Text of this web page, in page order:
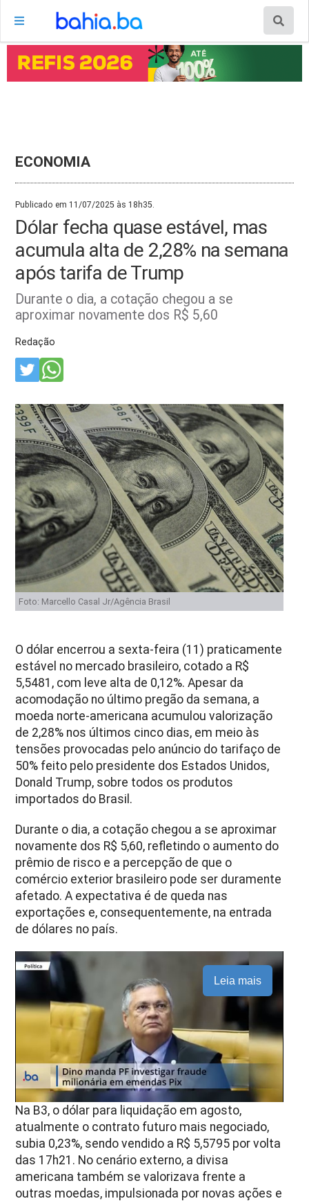
ECONOMIA
Publicado em 11/07/2025 às 18h35.
Dólar fecha quase estável, mas
acumula alta de 2,28% na semana
após tarifa de Trump
Durante o dia, a cotação chegou a se
aproximar novamente dos R$ 5,60
Redação
Foto: Marcello Casal Jr/Agência Brasil
O dólar encerrou a sexta-feira (11) praticamente
estável no mercado brasileiro, cotado a R$
5,5481, com leve alta de 0,12%. Apesar da
acomodação no último pregão da semana, a
moeda norte-americana acumulou valorização
de 2,28% nos últimos cinco dias, em meio às
tensões provocadas pelo anúncio do tarifaço de
50% feito pelo presidente dos Estados Unidos,
Donald Trump, sobre todos os produtos
importados do Brasil.
Durante o dia, a cotação chegou a se aproximar
novamente dos R$ 5,60, refletindo o aumento do
prêmio de risco e a percepção de que o
comércio exterior brasileiro pode ser duramente
afetado. A expectativa é de queda nas
exportações e, consequentemente, na entrada
de dólares no país.
Leia mais
Na B3, o dólar para liquidação em agosto,
atualmente o contrato futuro mais negociado,
subia 0,23%, sendo vendido a R$ 5,5795 por volta
das 17h21. No cenário externo, a divisa
americana também se valorizava frente a
outras moedas, impulsionada por novas ações e